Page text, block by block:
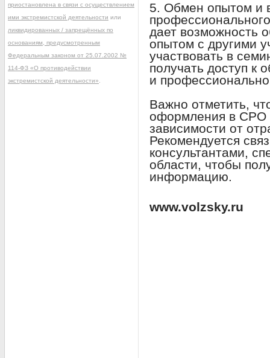
5. Обмен опытом и
дает возможность
опытом с другими
участвовать в
получать доступ к
и
Важно отметить,
оформления в СРО
зависимости от
Рекомендуется
консультантами,
области, чтобы
информацию.
www.volzsky.ru
приостановлена в связи с осуществлением
ими экстремистской деятельности или
ликвидированных / запрещённых по
основаниям, предусмотренным
Федеральным законом от 25.07.2002 №
114-ФЗ «О противодействии
экстремистской деятельности»